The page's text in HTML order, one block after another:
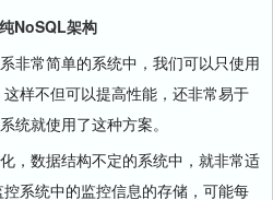
NoSQL架构
常简单的系统中，我们可以只使用
样不但可以提高性能，还非常易于
统就使用了这种方案。
数据结构不定的系统中，就非常适
系统中的监控信息的存储，可能每